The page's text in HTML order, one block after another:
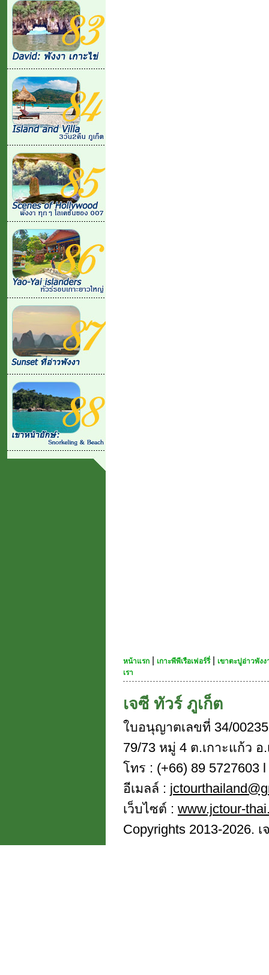
หน้าแรก เกาะพีพีเรือเฟอร์รี่|
เขาตะปูอ่าวพัง
เรา
เจซี ทัวร์ ภูเก็ต
ใบอนุญาตเลขที่ 34/
79/73 หมู่ 4 ต.เกาะแก้ว อ
โทร : (+66) 89 5727603
อีเมลล์ :
เว็บไซต์ : www.jctour-
Copyrights 2013-2026.